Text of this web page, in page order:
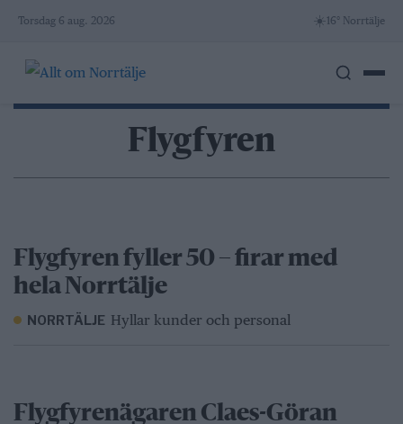
Skip
content
Torsdag 6 aug. 2026 ☀️ 16° Norrtälje
Flygfyren
Flygfyren fyller 50 – firar med
hela Norrtälje
NORRTÄLJE Hyllar kunder och personal
Flygfyrenägaren Claes-Göran